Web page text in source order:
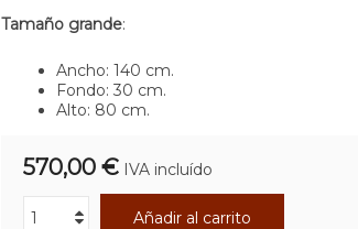
Tamaño grande:
Ancho: 140 cm.
Fondo: 30 cm.
Alto: 80 cm.
570,00 € IVA incluído
Añadir al carrito